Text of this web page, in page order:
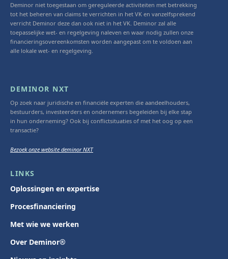
Deminor niet toegestaan om gereguleerde activiteiten met betrekking
tot het beheren van claims te verrichten in het VK en vanzelfsprekend
verricht Deminor deze dan ook niet in het VK. Deminor zal alle
toepasselijke wet- en regelgeving naleven en waar nodig zullen onze
financieringsovereenkomsten worden aangepast om te voldoen aan
alle lokale wet- en regelgeving.
DEMINOR NXT
Op zoek naar juridische en financiële experten die aandeelhouders,
bestuurders, investeerders en ondernemers begeleiden bij elke stap
in hun onderneming? Ook bij conflictsituaties of met het oog op een
transactie?
Bezoek onze website deminor NXT
LINKS
Oplossingen en expertise
Procesfinanciering
Met wie we werken
Over Deminor®